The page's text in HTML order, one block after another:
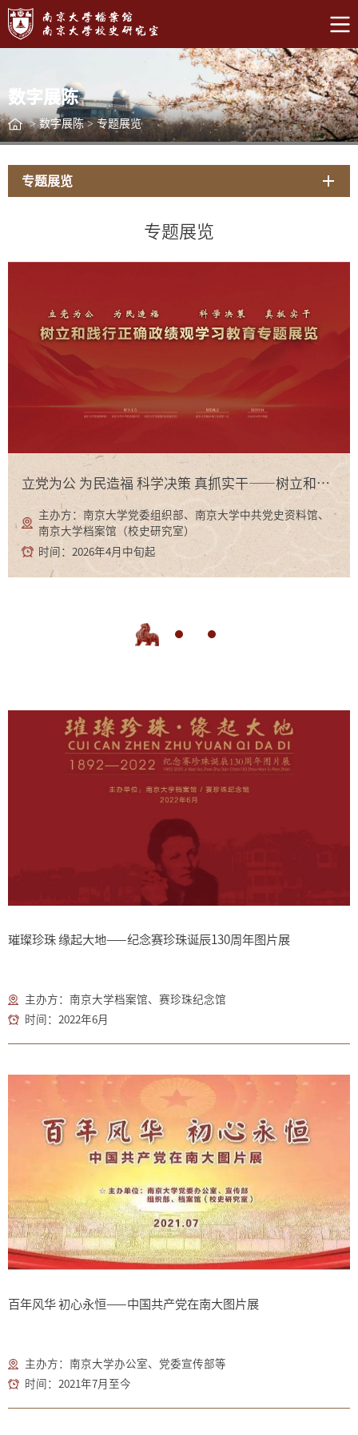
数字展陈
> 数字展陈 > 专题展览
专题展览
专题展览
立党为公 为民造福 科学决策 真抓实干——树立和践行正确政绩观学习教育专题展
主办方：南京大学党委组织部、南京大学中共党史资料馆、
南京大学档案馆（校史研究室）
时间：2026年4月中旬起
璀璨珍珠 缘起大地——纪念赛珍珠诞辰130周年图片展
主办方：南京大学档案馆、赛珍珠纪念馆
时间：2022年6月
百年风华 初心永恒——中国共产党在南大图片展
主办方：南京大学办公室、党委宣传部等
时间：2021年7月至今